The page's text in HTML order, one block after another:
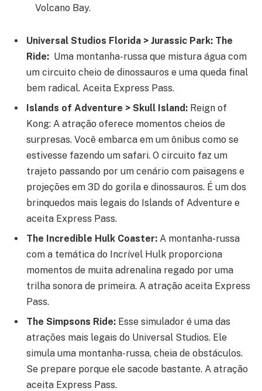
Volcano Bay.
Universal Studios Florida > Jurassic Park: The
Ride: Uma montanha-russa que mistura água com
um circuito cheio de dinossauros e uma queda final
bem radical. Aceita Express Pass.
Islands of Adventure > Skull Island: Reign of
Kong: A atração oferece momentos cheios de
surpresas. Você embarca em um ônibus como se
estivesse fazendo um safari. O circuito faz um
trajeto passando por um cenário com paisagens e
projeções em 3D do gorila e dinossauros. É um dos
brinquedos mais legais do Islands of Adventure e
aceita Express Pass.
The Incredible Hulk Coaster: A montanha-russa
com a temática do Incrível Hulk proporciona
momentos de muita adrenalina regado por uma
trilha sonora de primeira. A atração aceita Express
Pass.
The Simpsons Ride: Esse simulador é uma das
atrações mais legais do Universal Studios. Ele
simula uma montanha-russa, cheia de obstáculos.
Se prepare porque ele sacode bastante. A atração
aceita Express Pass.